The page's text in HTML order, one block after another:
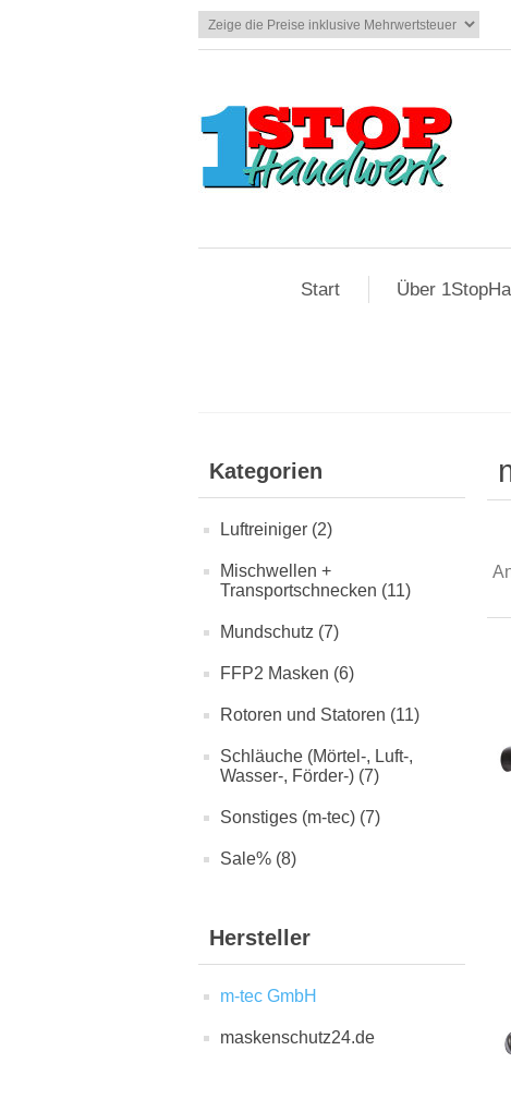
Start Über
Kategorien
Luftreiniger (2)
Mischwellen +
Transportschnecken (11)
Mundschutz (7)
FFP2 Masken (6)
Rotoren und Statoren (11)
Schläuche (Mörtel-, Luft-,
Wasser-, Förder-) (7)
Sonstiges (m-tec) (7)
Sale% (8)
Hersteller
m-tec GmbH
maskenschutz24.de